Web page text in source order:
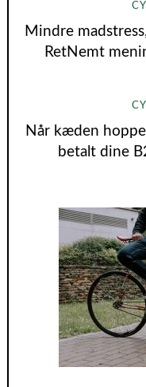
Mindre
RetNemt
Når kæden
betalt dine